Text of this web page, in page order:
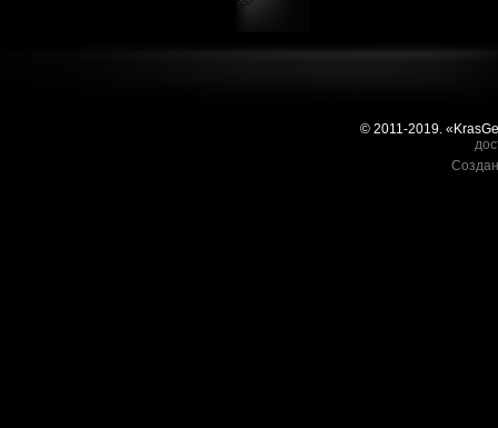
© 2011-2019.